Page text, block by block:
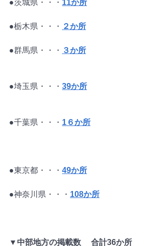
●茨城県・・・ 11か所
●栃木県・・・ ２か所
●群馬県・・・ ３か所
●埼玉県・・・ 39か所
●千葉県・・・ 1６か所
●東京都・・・ 49か所
●神奈川県・・・ 108か所
▼中部地方の掲載数　 合計36か所